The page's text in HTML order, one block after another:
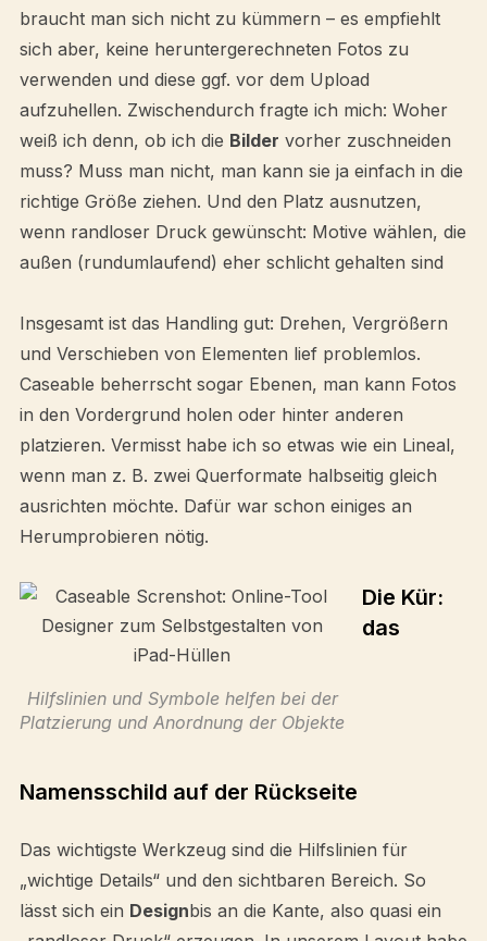
braucht man sich nicht zu kümmern – es empfiehlt
sich aber, keine heruntergerechneten Fotos zu
verwenden und diese ggf. vor dem Upload
aufzuhellen. Zwischendurch fragte ich mich: Woher
weiß ich denn, ob ich die Bilder vorher zuschneiden
muss? Muss man nicht, man kann sie ja einfach in die
richtige Größe ziehen. Und den Platz ausnutzen,
wenn randloser Druck gewünscht: Motive wählen, die
außen (rundumlaufend) eher schlicht gehalten sind
Insgesamt ist das Handling gut: Drehen, Vergrößern
und Verschieben von Elementen lief problemlos.
Caseable beherrscht sogar Ebenen, man kann Fotos
in den Vordergrund holen oder hinter anderen
platzieren. Vermisst habe ich so etwas wie ein Lineal,
wenn man z. B. zwei Querformate halbseitig gleich
ausrichten möchte. Dafür war schon einiges an
Herumprobieren nötig.
Hilfslinien und Symbole helfen bei der
Platzierung und Anordnung der Objekte
Die Kür:
das
Namensschild auf der Rückseite
Das wichtigste Werkzeug sind die Hilfslinien für
„wichtige Details“ und den sichtbaren Bereich. So
lässt sich ein Designbis an die Kante, also quasi ein